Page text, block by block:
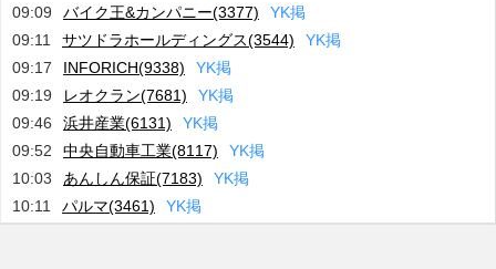
09:09
バイク王&カンパニー(3377) YK掲
09:11
サツドラホールディングス(3544) YK掲
09:17
INFORICH(9338) YK掲
09:19
レオクラン(7681) YK掲
09:46
浜井産業(6131) YK掲
09:52
中央自動車工業(8117) YK掲
10:03
あんしん保証(7183) YK掲
10:11
パルマ(3461) YK掲